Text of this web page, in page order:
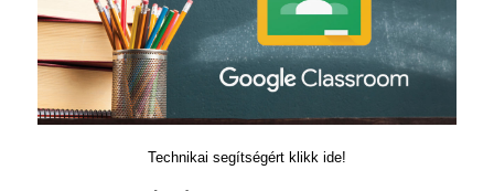
Technikai segítségért klikk ide!